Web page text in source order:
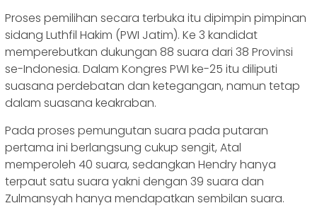
Proses pemilihan secara terbuka itu dipimpin pimpinan
sidang Luthfil Hakim (PWI Jatim). Ke 3 kandidat
memperebutkan dukungan 88 suara dari 38 Provinsi
se-Indonesia. Dalam Kongres PWI ke-25 itu diliputi
suasana perdebatan dan ketegangan, namun tetap
dalam suasana keakraban.
Pada proses pemungutan suara pada putaran
pertama ini berlangsung cukup sengit, Atal
memperoleh 40 suara, sedangkan Hendry hanya
terpaut satu suara yakni dengan 39 suara dan
Zulmansyah hanya mendapatkan sembilan suara.